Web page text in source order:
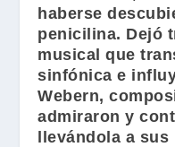
haberse
penicilina. Dejó
musical que
sinfónica e
Webern,
admiraron y
llevándola a